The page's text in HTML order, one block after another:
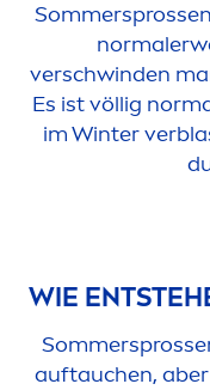
verschwinden
Es ist völlig
im Winter
WIE
auftauchen, aber